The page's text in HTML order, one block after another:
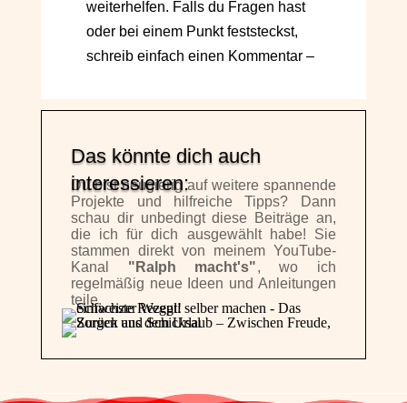
weiterhelfen. Falls du Fragen hast
oder bei einem Punkt feststeckst,
schreib einfach einen Kommentar –
Das könnte dich auch
interessieren:
Du bist neugierig auf weitere spannende
Projekte und hilfreiche Tipps? Dann
schau dir unbedingt diese Beiträge an,
die ich für dich ausgewählt habe! Sie
stammen direkt von meinem YouTube-
Kanal "Ralph macht's", wo ich
regelmäßig neue Ideen und Anleitungen
teile.